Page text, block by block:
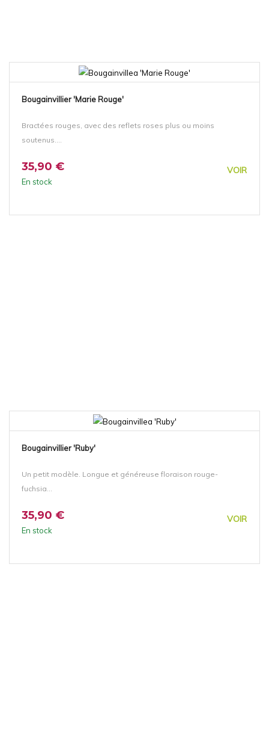
Bougainvillier 'Marie Rouge'
Bractées rouges, avec des reflets roses plus ou moins
soutenus....
35,90 € VOIR
En stock
Bougainvillier 'Ruby'
Un petit modèle. Longue et généreuse floraison rouge-
fuchsia...
35,90 € VOIR
En stock